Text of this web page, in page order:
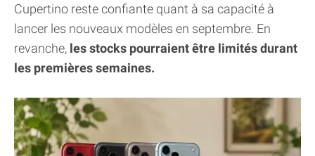
Cupertino reste confiante quant à sa capacité à
lancer les nouveaux modèles en septembre. En
revanche, les stocks pourraient être limités durant
les premières semaines.